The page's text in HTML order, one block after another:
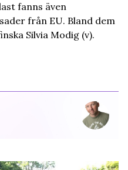
fanns även
från EU. Bland dem
Silvia Modig (v).